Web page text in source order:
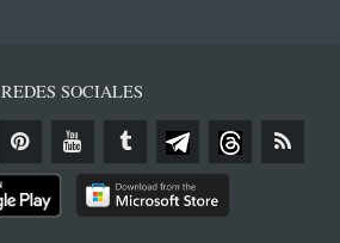
REDES SOCIALES